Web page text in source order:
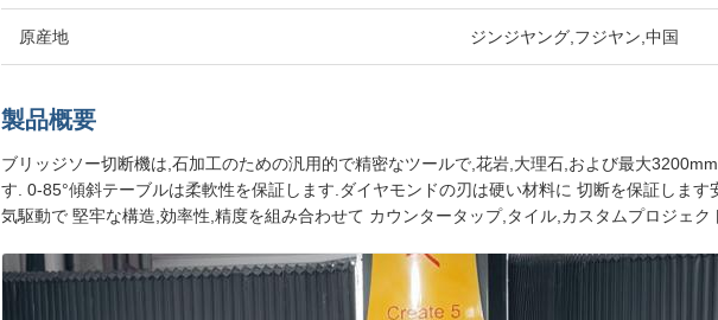
原産地 ジンジヤング,フジヤン,中国
製品概要
ブリッジソー切断機は,石加工のための汎用的で精密なツールで,花岩,大理石,および最大
す. 0-85°傾斜テーブルは柔軟性を保証します.ダイヤモンドの刃は硬い材料に 切断を保証します
気駆動で 堅牢な構造,効率性,精度を組み合わせて カウンタータップ,タイル,カスタムプロジェク